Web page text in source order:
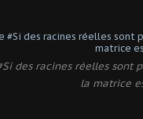
des racines réelles sont
la matrice